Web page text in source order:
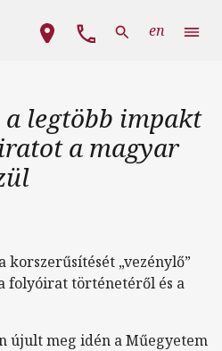
Fő navigáció
en
legtöbb impakt
a magyar
korszerűsítését „vezénylő”
folyóirat történetéről és a
újult meg idén a Műegyetem